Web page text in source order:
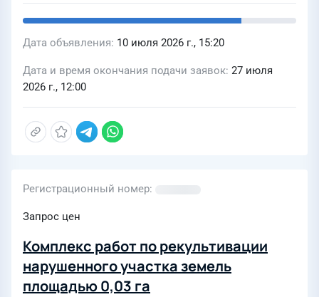
Дата объявления 10 июля 2026 г., 15:20
Дата и время окончания подачи заявок 27 июля
2026 г., 12:00
Регистрационный номер
Запрос цен
Комплекс работ по рекультивации
нарушенного участка земель
площадью 0,03 га